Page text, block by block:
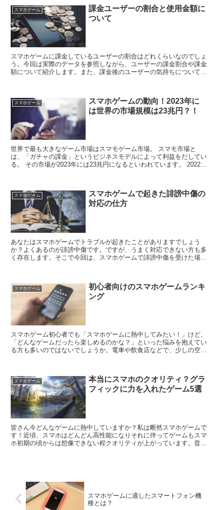
スマホゲーム
課金ユーザーの割合と使用金額に
ついて
スマホゲームに課金しているユーザーの割合はどれくらいなのでしょ
う。今回は実際のデータを参照しながら、ユーザーの課金割合や課金
額について紹介します。また、課金後のユーザーの気持ちについて集
スマホゲーム
スマホゲームの動向！2023年に
は世界の市場規模は23兆円？！
世界で最も大きなゲーム市場はスマモゲーム市場。 スマモ市場と
は、「ガチャの課金」というビジネスモデルによって利益をだしてい
る。 その市場が2023年には23兆円になるといわれています。 2022年
スマホゲーム
スマホゲームで起きた誹謗中傷の
対応の仕方
あなたはスマホゲームでトラブルが起きたことがありますでしょう
か？よくあるのが誹謗中傷です。ですが、うまく対応できない方も多
く存在します。そこで今回は、スマホゲームで誹謗中傷を受けた場合
スマホゲーム
初心者向けのスマホゲームランキ
ング
スマホゲーム初心者でも「スマホゲームに熱中してみたい！」けど、
「どんなゲームだったら楽しめるのかな？」といった悩みを抱えてい
る方も多いのではないでしょうか。電車や飲食店などで、少しの空き
スマホゲーム
本当にスマホのクオリティ？グラ
フィックに力を入れたゲーム5選
皆さん今どんなゲームに熱中していますか？私は断然スマホゲームで
す！近頃、スマホはどんどん高性能になりそれに伴ってゲームもスマ
ホ初期の頃からは想像できない程クオリティが上がっています。昔は
スマホゲームに適したスマートフォン機
種とは？